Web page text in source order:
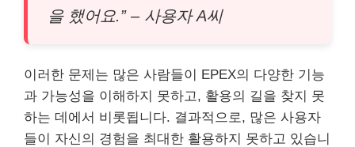
을 했어요.” – 사용자 A씨
이러한 문제는 많은 사람들이 EPEX의 다양한 기능
과 가능성을 이해하지 못하고, 활용의 길을 찾지 못
하는 데에서 비롯됩니다. 결과적으로, 많은 사용자
들이 자신의 경험을 최대한 활용하지 못하고 있습니